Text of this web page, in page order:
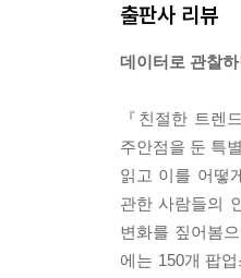
미래형 매장에
제안하는 방식
--- 「나 홀로 매
라이브 커머스
간적 제약은 오
징을 반영하고
--- 「포스트 커
출판사 리뷰
데이터로 관찰
『친절한 트렌
주안점을 둔 특
읽고 이를 어떻
관한 사람들의
변화를 짚어봄
에는 150개 팝